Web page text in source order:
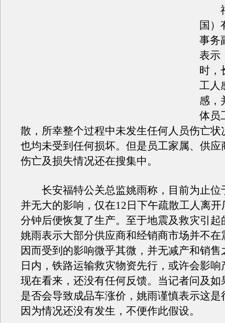
福
国）
事务
表示
时，
工人
感，
体员
散，所幸整个过程中未发生任何人员伤亡状
也均未受到任何损坏。但是员工家属、供应
伤亡及损失情况还在搜集中。
长安福特公关总监姚雨称，目前为止位
并无大的影响，仅在12日下午疏散工人离开
分钟后便恢复了生产。至于地震及救灾引起
姚雨表示大部分供应商和经销商市场并不在
因而受到的影响微乎其微，并无减产和销售
日内，铁路运输救灾物资先行，或许会影响
现在看来，还没有任何反馈。当记者问及如
是否会导致成品车涨价，姚雨谨慎表示这是
因为情况还没有发生，不便作此假设。